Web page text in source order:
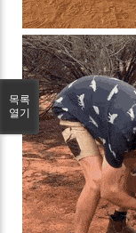
목록
열기